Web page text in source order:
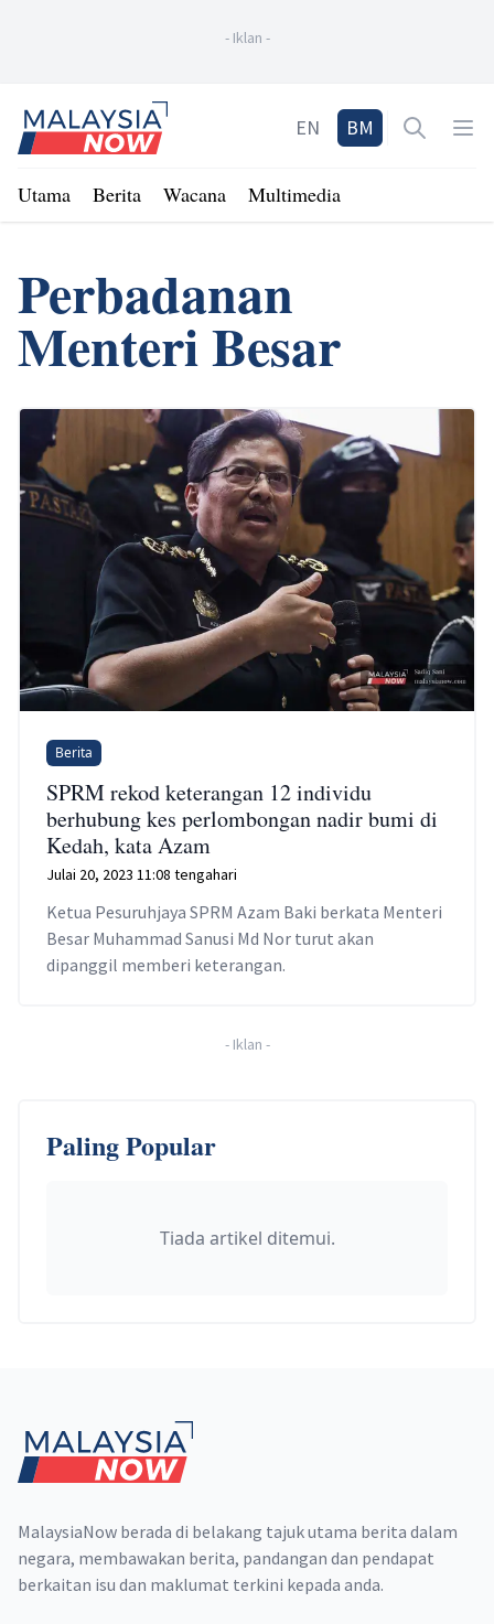
- Iklan -
Home
EN BM Open
Utama Berita Wacana Multimedia
Perbadanan
Menteri Besar
Berita
SPRM rekod keterangan 12 individu
berhubung kes perlombongan nadir bumi di
Kedah, kata Azam
Julai 20, 2023 11:08 tengahari
Ketua Pesuruhjaya SPRM Azam Baki berkata Menteri
Besar Muhammad Sanusi Md Nor turut akan
dipanggil memberi keterangan.
- Iklan -
Paling Popular
Tiada artikel ditemui.
MalaysiaNow berada di belakang tajuk utama berita dalam
negara, membawakan berita, pandangan dan pendapat
berkaitan isu dan maklumat terkini kepada anda.